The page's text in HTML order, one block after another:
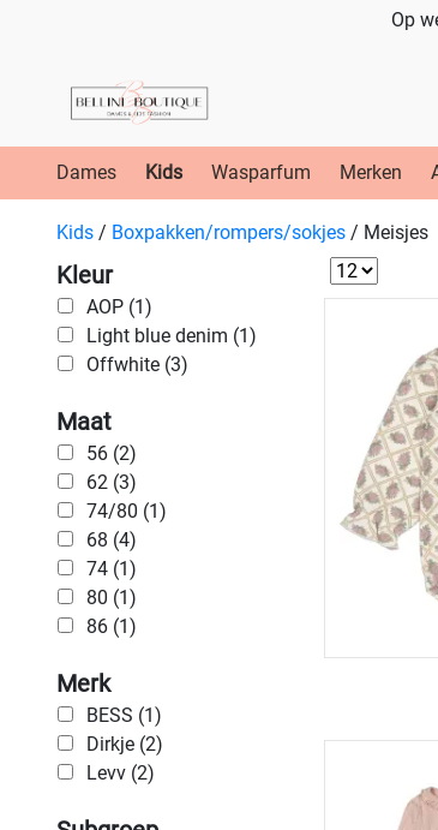
Op
Dames Kids Wasparfum Merken
Kids / Boxpakken/rompers/sokjes / Meisjes
Kleur
AOP (1)
Light blue denim (1)
Offwhite (3)
Maat
56 (2)
62 (3)
74/80 (1)
68 (4)
74 (1)
80 (1)
86 (1)
Merk
BESS (1)
Dirkje (2)
Levv (2)